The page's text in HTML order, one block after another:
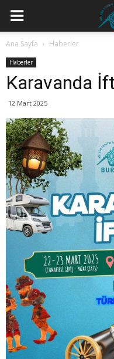
Ana Sayfa Haberler
Haberler
Karavanda
12 Mart 2025